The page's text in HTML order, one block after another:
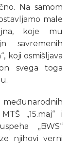
Na samom
male
koje mu
savremenih
koji osmišljava
svega toga
međunarodnih
„15.maj“ i
„BWS“
njihovi verni